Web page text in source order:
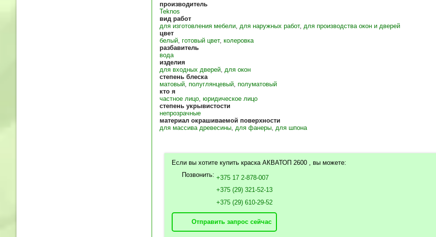
производитель
Teknos
вид работ
для изготовления мебели, для наружных работ, для производства окон и дверей
цвет
белый, готовый цвет, колеровка
разбавитель
вода
изделия
для входных дверей, для окон
степень блеска
матовый, полуглянцевый, полуматовый
кто я
частное лицо, юридическое лицо
степень укрывистости
непрозрачные
материал окрашиваемой поверхности
для массива древесины, для фанеры, для шпона
Если вы хотите купить краска АКВАТОП 2600 , вы можете:
Позвонить: +375 17 2-878-007
+375 (29) 321-52-13
+375 (29) 610-29-52
Отправить запрос сейчас